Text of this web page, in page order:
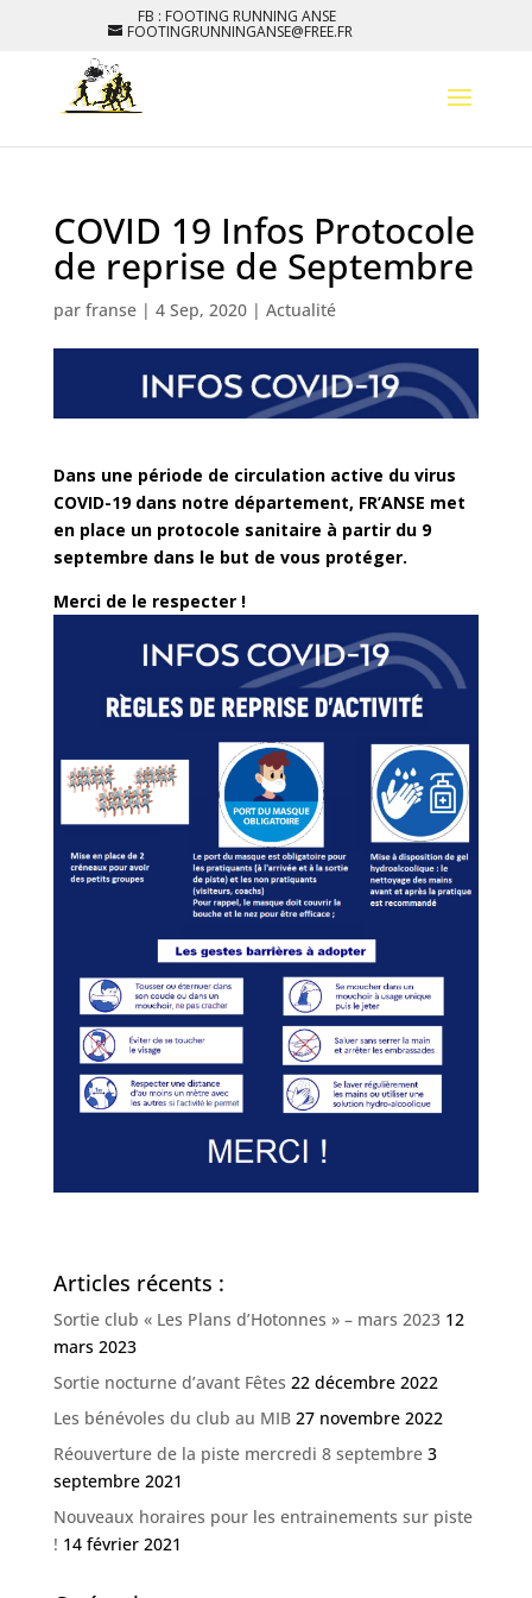
FB : FOOTING RUNNING ANSE
FOOTINGRUNNINGANSE@FREE.FR
COVID 19 Infos Protocole
de reprise de Septembre
par franse| 4 Sep, 2020| Actualité
Dans une période de circulation active du virus
COVID-19 dans notre département, FR’ANSE met
en place un protocole sanitaire à partir du 9
septembre dans le but de vous protéger.
Merci de le respecter !
Articles récents :
Sortie club « Les Plans d’Hotonnes » – mars 2023 12
mars 2023
Sortie nocturne d’avant Fêtes 22 décembre 2022
Les bénévoles du club au MIB 27 novembre 2022
Réouverture de la piste mercredi 8 septembre 3
septembre 2021
Nouveaux horaires pour les entrainements sur piste
! 14 février 2021